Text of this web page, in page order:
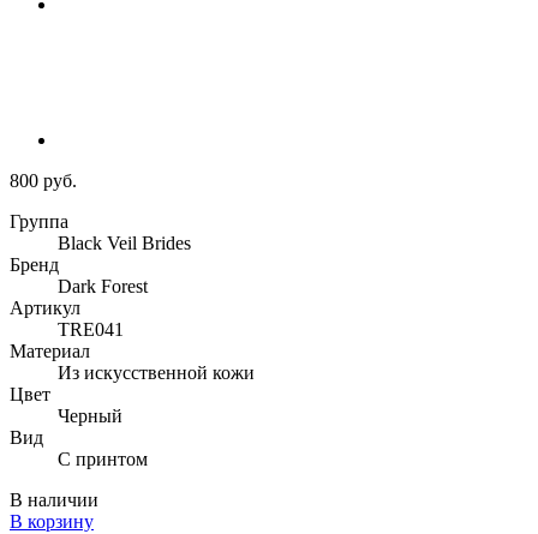
800 руб.
Группа
Black Veil Brides
Бренд
Dark Forest
Артикул
TRE041
Материал
Из искусственной кожи
Цвет
Черный
Вид
С принтом
В наличии
В корзину